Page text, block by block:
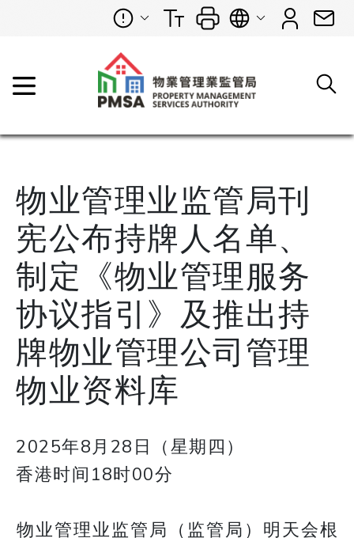
物业管理业监管局刊
宪公布持牌人名单、
制定《物业管理服务
协议指引》及推出持
牌物业管理公司管理
物业资料库
2025年8月28日（星期四）
香港时间18时00分
​​​​​​​物业管理业监管局（监管局）明天会根